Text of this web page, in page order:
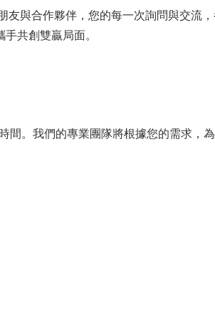
與合作夥伴，您的每一次詢問與交流
共創雙贏局面。
。我們的專業團隊將根據您的需求，為